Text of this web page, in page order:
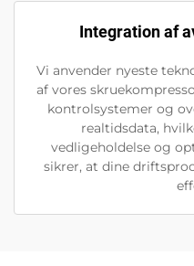
Integration af
Vi anvender nyeste
af vores
kontrolsystemer og
realtidsdata,
vedligeholdelse og
sikrer, at dine